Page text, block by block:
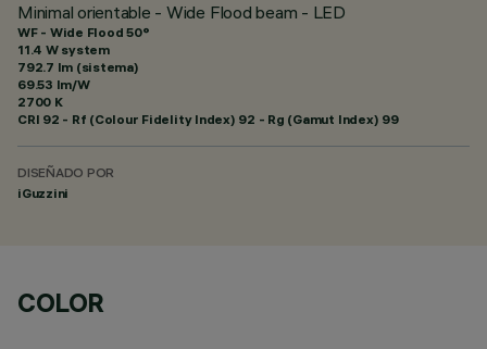
Minimal orientable - Wide Flood beam - LED
WF - Wide Flood 50°
11.4 W system
792.7 lm (sistema)
69.53 lm/W
2700 K
CRI 92 - Rf (Colour Fidelity Index) 92 - Rg (Gamut Index) 99
DISEÑADO POR
iGuzzini
COLOR